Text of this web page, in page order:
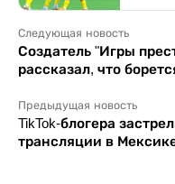
Следующая новость
Создатель "Игры
рассказал, что
Предыдущая новость
TikTok-блогера
трансляции в